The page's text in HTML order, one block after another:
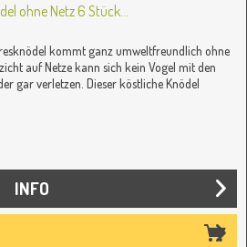
ohne Netz 6 Stück...
kommt ganz umweltfreundlich ohne
auf Netze kann sich kein Vogel mit den
gar verletzen. Dieser köstliche Knödel
INFO